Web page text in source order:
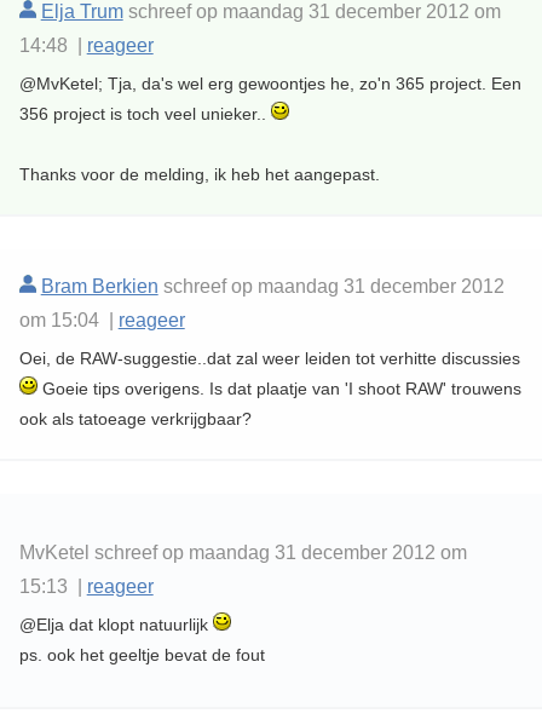
Elja Trumschreef op maandag 31 december 2012 om
14:48 | reageer
@MvKetel; Tja, da's wel erg gewoontjes he, zo'n 365 project. Een
356 project is toch veel unieker..
Thanks voor de melding, ik heb het aangepast.
Bram Berkien schreef op maandag 31 december 2012
om 15:04 | reageer
Oei, de RAW-suggestie..dat zal weer leiden tot verhitte discussies
Goeie tips overigens. Is dat plaatje van 'I shoot RAW' trouwens
ook als tatoeage verkrijgbaar?
MvKetel schreef op maandag 31 december 2012 om
15:13 | reageer
@Elja dat klopt natuurlijk
ps. ook het geeltje bevat de fout